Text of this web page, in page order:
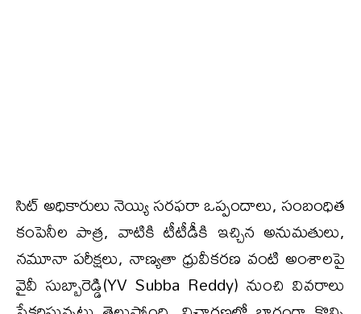
సిట్ అధికారులు నెయ్యి సరఫరా ఒప్పందాలు, సంబంధిత
కంపెనీల పాత్ర, వాటికి టీటీడీకి ఇచ్చిన అనుమతులు,
నమూనా పరీక్షలు, నాణ్యతా ధ్రువీకరణ వంటి అంశాలపై
వైవీ సుబ్బారెడ్డి(YV Subba Reddy) నుంచి వివరాలు